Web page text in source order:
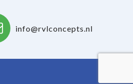
info@rvlconcepts.nl